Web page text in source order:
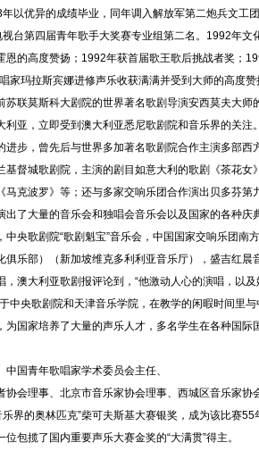
以优异的成绩毕业，同年调入解放军第二炮兵文工
台第四届青年歌手大奖赛专业组第二名。1992年
的高度赞扬；1992年获首届歌王歌后挑战者奖；
玛拉斯宾娜进修声乐收获满满并受到大师的高度赞
联莫斯科大剧院的世界著名歌剧导演安西莫夫大
亚，立即受到澳大利亚悉尼歌剧院和音乐界的关
步，曾先后与世界多加著名歌剧院合作主演多部
督城歌剧院，主演的剧目如意大利的歌剧《茶花
克波罗》等；还与多家交响乐团合作演出贝多芬
了大量的音乐会和独唱会音乐会以及国家的各种
央歌剧院“歌剧魁宝”音乐会，中国国家交响乐团
乐部）（新加坡维克多利利亚音乐厅），盛吉红
澳大利亚歌剧报评论到，“他激动人心的演唱，以
中央歌剧院和天津音乐学院，在教学的闲暇时间里
国家培养了大量的声乐人才，多名学生在各种国际
国青年歌唱家学术委员会主任、
会理事、北京市音乐家协会理事、西城区音乐家
界的奥林匹克”柴可夫斯基大赛银奖，成为该比赛
包揽了国内重要声乐大赛金奖的“大满贯”得主。